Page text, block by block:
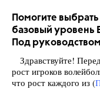
Помогите
базовый уровень
Под
Здравствуйте!
рост игроков
что рост каждого из (